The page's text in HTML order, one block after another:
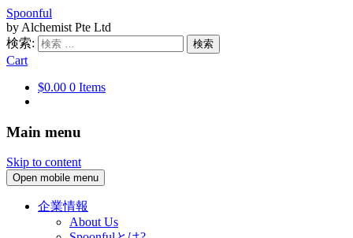
Spoonful
by Alchemist Pte Ltd
検索:
Cart
$0.00 0 Items
Main menu
Skip to content
Open mobile menu
企業情報
About Us